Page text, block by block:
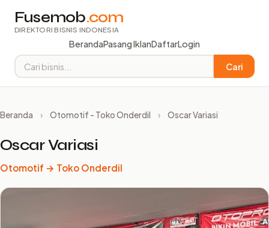
Fusemob.com
DIREKTORI BISNIS INDONESIA
BerandaPasang IklanDaftarLogin
Cari
Beranda › Otomotif - Toko Onderdil › Oscar Variasi
Oscar Variasi
Otomotif → Toko Onderdil